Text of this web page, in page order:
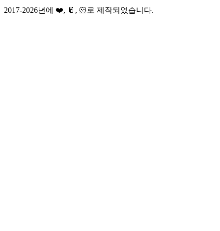
2017-2026년에 ❤️, 🥛, 🐹로 제작되었습니다.